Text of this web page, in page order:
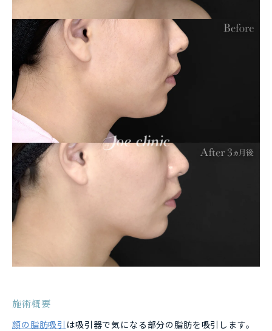
施術概要
顔の脂肪吸引 は吸引器で気になる部分の脂肪を吸引します。